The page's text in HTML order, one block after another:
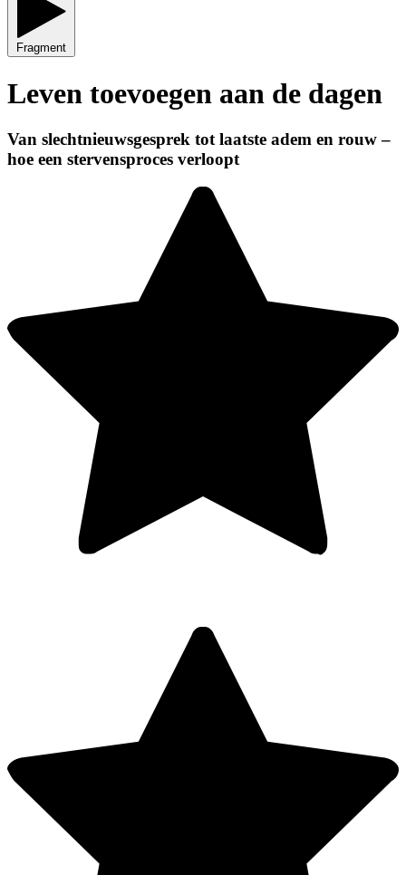
Fragment
Leven toevoegen aan de dagen
Van slechtnieuwsgesprek tot laatste adem en rouw –
hoe een stervensproces verloopt